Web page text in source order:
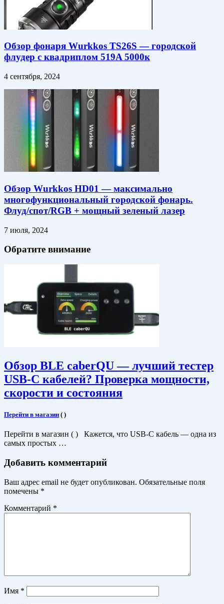
Обзор фонаря Wurkkos TS26S — городской
флудер с квадриплом 519A 5000к
4 сентября, 2024
Обзор Wurkkos HD01 — максимально
многофункциональный городской фонарь.
Флуд/спот/RGB + мощный зеленый лазер
7 июля, 2024
Обратите внимание
Обзор BLE caberQU — лучший тестер
USB-C кабелей? Проверка мощности,
скорости и состояния
Перейти в магазин ( )
Перейти в магазин ( ) Кажется, что USB-C кабель — одна из
самых простых …
Добавить комментарий
Ваш адрес email не будет опубликован. Обязательные поля
помечены *
Комментарий *
Имя *